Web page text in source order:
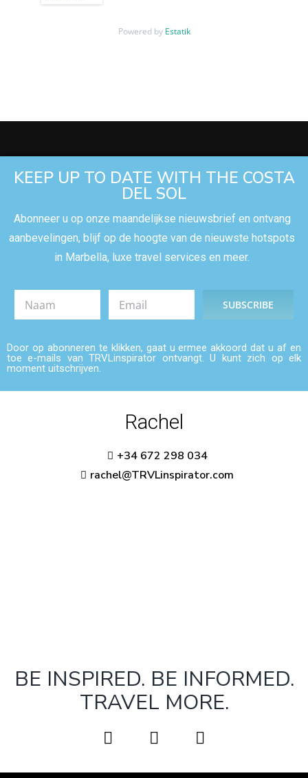
Powered by Estatik
KEEP UP TO DATE WITH THE COSTA
DEL SOL
Abonneer u op onze maandelijkse nieuwsbrief en ontvang
aanbevelingen, blijf op de hoogte van de nieuwste hotspots
in Marbella, luxe travel services en meer.
Door op abonneren te klikken, gaat u ermee akkoord dat u af en
toe e-mails van TRVLinspirator ontvangt. U kunt zich op elk
moment uitschrijven.
BE INSPIRED. BE INFORMED.
TRAVEL MORE.
Rachel
+34 672 298 034
rachel@TRVLinspirator.com